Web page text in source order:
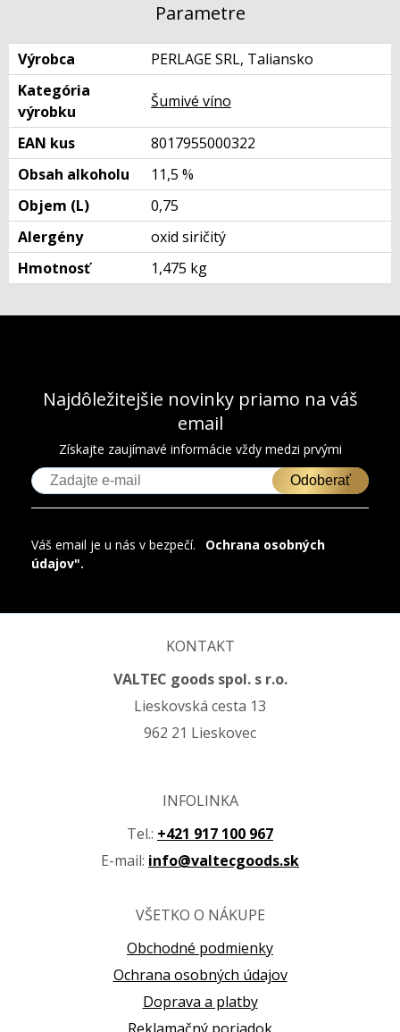
Parametre
Výrobca
PERLAGE SRL, Taliansko
Kategória
výrobku
Šumivé víno
EAN kus
8017955000322
Obsah alkoholu
11,5 %
Objem (L)
0,75
Alergény
oxid siričitý
Hmotnosť
1,475 kg
Najdôležitejšie novinky priamo na váš
email
Získajte zaujímavé informácie vždy medzi prvými
Odoberať
Váš email je u nás v bezpečí.
Ochrana osobných
údajov".
KONTAKT
VALTEC goods spol. s r.o.
Lieskovská cesta 13
962 21 Lieskovec
INFOLINKA
Tel.: +421 917 100 967
E-mail: info@valtecgoods.sk
VŠETKO O NÁKUPE
Obchodné podmienky
Ochrana osobných údajov
Doprava a platby